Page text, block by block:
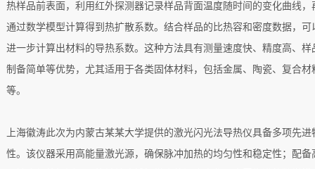
热样品前表面，利用红外探测器记录样品背面温度随时间的变化曲线，
通过数学模型计算得到热扩散系数。结合样品的比热容和密度数据，可
进一步计算出材料的导热系数。这种方法具有测量速度快、精度高、样
制备简单等优势，尤其适用于各类固体材料，包括金属、陶瓷、复合材
等。
上海徽涛此次为内蒙古某某大学提供的激光闪光法导热仪具备多项先进
性。该仪器采用高能量激光源，确保脉冲加热的均匀性和稳定性；配备